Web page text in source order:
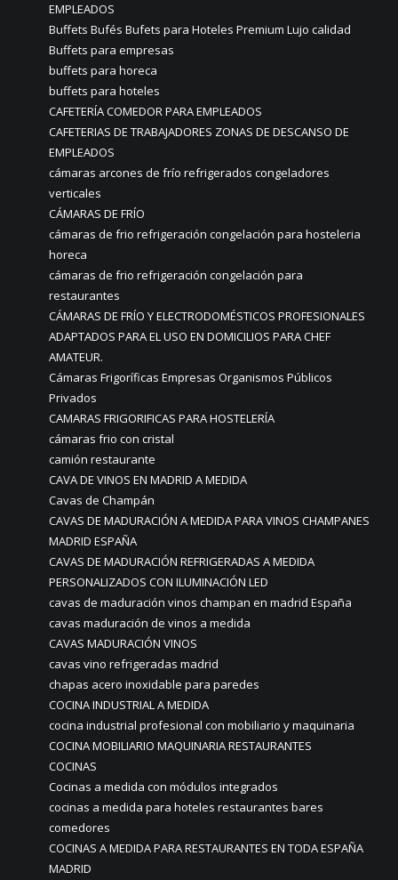
EMPLEADOS
Buffets Bufés Bufets para Hoteles Premium Lujo calidad
Buffets para empresas
buffets para horeca
buffets para hoteles
CAFETERÍA COMEDOR PARA EMPLEADOS
CAFETERIAS DE TRABAJADORES ZONAS DE DESCANSO DE
EMPLEADOS
cámaras arcones de frío refrigerados congeladores
verticales
CÁMARAS DE FRÍO
cámaras de frio refrigeración congelación para hosteleria
horeca
cámaras de frio refrigeración congelación para
restaurantes
CÁMARAS DE FRÍO Y ELECTRODOMÉSTICOS PROFESIONALES
ADAPTADOS PARA EL USO EN DOMICILIOS PARA CHEF
AMATEUR.
Cámaras Frigoríficas Empresas Organismos Públicos
Privados
CAMARAS FRIGORIFICAS PARA HOSTELERÍA
cámaras frio con cristal
camión restaurante
CAVA DE VINOS EN MADRID A MEDIDA
Cavas de Champán
CAVAS DE MADURACIÓN A MEDIDA PARA VINOS CHAMPANES
MADRID ESPAÑA
CAVAS DE MADURACIÓN REFRIGERADAS A MEDIDA
PERSONALIZADOS CON ILUMINACIÓN LED
cavas de maduración vinos champan en madrid España
cavas maduración de vinos a medida
CAVAS MADURACIÓN VINOS
cavas vino refrigeradas madrid
chapas acero inoxidable para paredes
COCINA INDUSTRIAL A MEDIDA
cocina industrial profesional con mobiliario y maquinaria
COCINA MOBILIARIO MAQUINARIA RESTAURANTES
COCINAS
Cocinas a medida con módulos integrados
cocinas a medida para hoteles restaurantes bares
comedores
COCINAS A MEDIDA PARA RESTAURANTES EN TODA ESPAÑA
MADRID